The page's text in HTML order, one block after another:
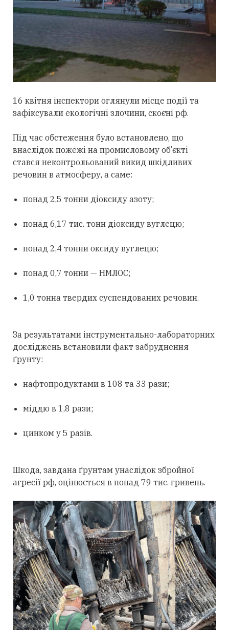
16 квітня інспектори оглянули місце події та
зафіксували екологічні злочини, скоєні рф.
Під час обстеження було встановлено, що
внаслідок пожежі на промисловому об’єкті
стався неконтрольований викид шкідливих
речовин в атмосферу, а саме:
понад 2,5 тонни діоксиду азоту;
понад 6,17 тис. тонн діоксиду вуглецю;
понад 2,4 тонни оксиду вуглецю;
понад 0,7 тонни — НМЛОС;
1,0 тонна твердих суспендованих речовин.
За результатами інструментально-лабораторних
досліджень встановили факт забруднення
ґрунту:
нафтопродуктами в 108 та 33 рази;
міддю в 1,8 рази;
цинком у 5 разів.
Шкода, завдана ґрунтам унаслідок збройної
агресії рф, оцінюється в понад 79 тис. гривень.